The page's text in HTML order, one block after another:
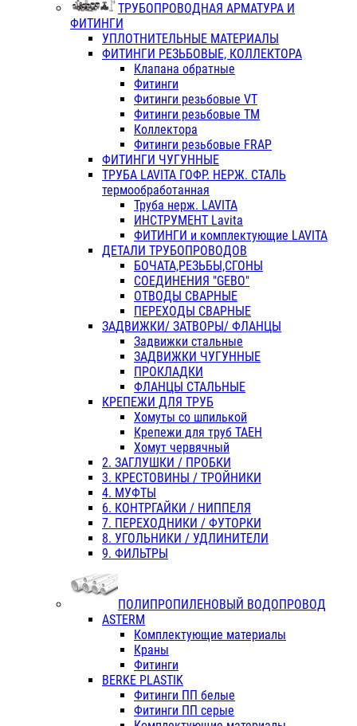
ТРУБОПРОВОДНАЯ АРМАТУРА И
ФИТИНГИ
УПЛОТНИТЕЛЬНЫЕ МАТЕРИАЛЫ
ФИТИНГИ РЕЗЬБОВЫЕ, КОЛЛЕКТОРА
Клапана обратные
Фитинги
Фитинги резьбовые VT
Фитинги резьбовые ТМ
Коллектора
Фитинги резьбовые FRAP
ФИТИНГИ ЧУГУННЫЕ
ТРУБА LAVITA ГОФР. НЕРЖ. СТАЛЬ
термообработанная
Труба нерж. LAVITA
ИНСТРУМЕНТ Lavita
ФИТИНГИ и комплектующие LAVITA
ДЕТАЛИ ТРУБОПРОВОДОВ
БОЧАТА,РЕЗЬБЫ,СГОНЫ
СОЕДИНЕНИЯ "GEBO"
ОТВОДЫ СВАРНЫЕ
ПЕРЕХОДЫ СВАРНЫЕ
ЗАДВИЖКИ/ ЗАТВОРЫ/ ФЛАНЦЫ
Задвижки стальные
ЗАДВИЖКИ ЧУГУННЫЕ
ПРОКЛАДКИ
ФЛАНЦЫ СТАЛЬНЫЕ
КРЕПЕЖИ ДЛЯ ТРУБ
Хомуты со шпилькой
Крепежи для труб ТАЕН
Хомут червячный
2. ЗАГЛУШКИ / ПРОБКИ
3. КРЕСТОВИНЫ / ТРОЙНИКИ
4. МУФТЫ
6. КОНТРГАЙКИ / НИППЕЛЯ
7. ПЕРЕХОДНИКИ / ФУТОРКИ
8. УГОЛЬНИКИ / УДЛИНИТЕЛИ
9. ФИЛЬТРЫ
ПОЛИПРОПИЛЕНОВЫЙ ВОДОПРОВОД
ASTERM
Комплектующие материалы
Краны
Фитинги
BERKE PLASTIK
Фитинги ПП белые
Фитинги ПП серые